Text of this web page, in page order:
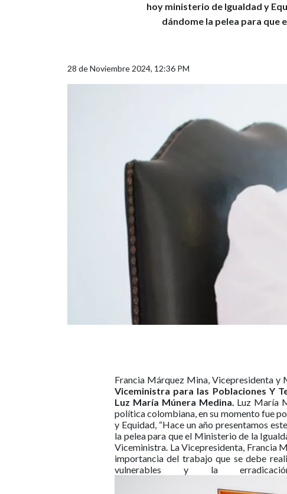
hoy ministerio de Igualdad y
dándome la pelea para que
28 de Noviembre 2024, 12:36 PM
Francia Márquez Mina, Vicepresidenta y
Viceministra para las Poblaciones Y
Luz María Múnera Medina. Luz María
política colombiana, en su momento fue
y Equidad, “Hace un año presentamos
la pelea para que el Ministerio de la
Viceministra. La Vicepresidenta, Francia
importancia del trabajo que se debe
vulnerables y la